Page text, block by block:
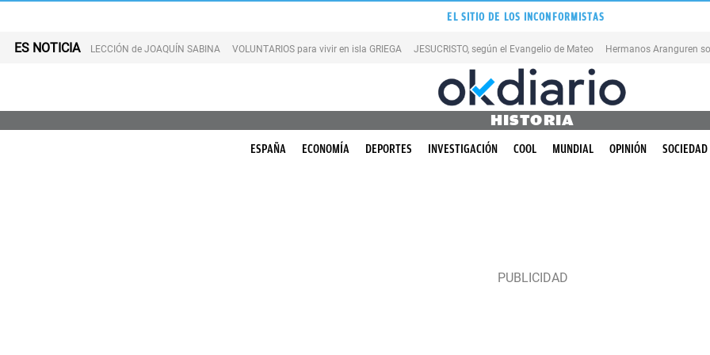
EL SITIO DE LOS INCONFORMISTAS
ES NOTICIA LECCIÓN de JOAQUÍN SABINA VOLUNTARIOS para vivir en isla GRIEGA JESUCRISTO, según el Evangelio de Mateo Hermanos Aranguren
HISTORIA
ESPAÑA ECONOMÍA DEPORTES INVESTIGACIÓN COOL MUNDIAL OPINIÓN SOCIEDAD